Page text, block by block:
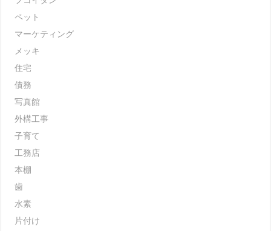
ペット
マーケティング
メッキ
住宅
債務
写真館
外構工事
子育て
工務店
本棚
歯
水素
片付け